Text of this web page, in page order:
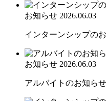
お知らせ 2026.06.03
インターンシップの
お知らせ 2026.06.03
アルバイトのお知らせ